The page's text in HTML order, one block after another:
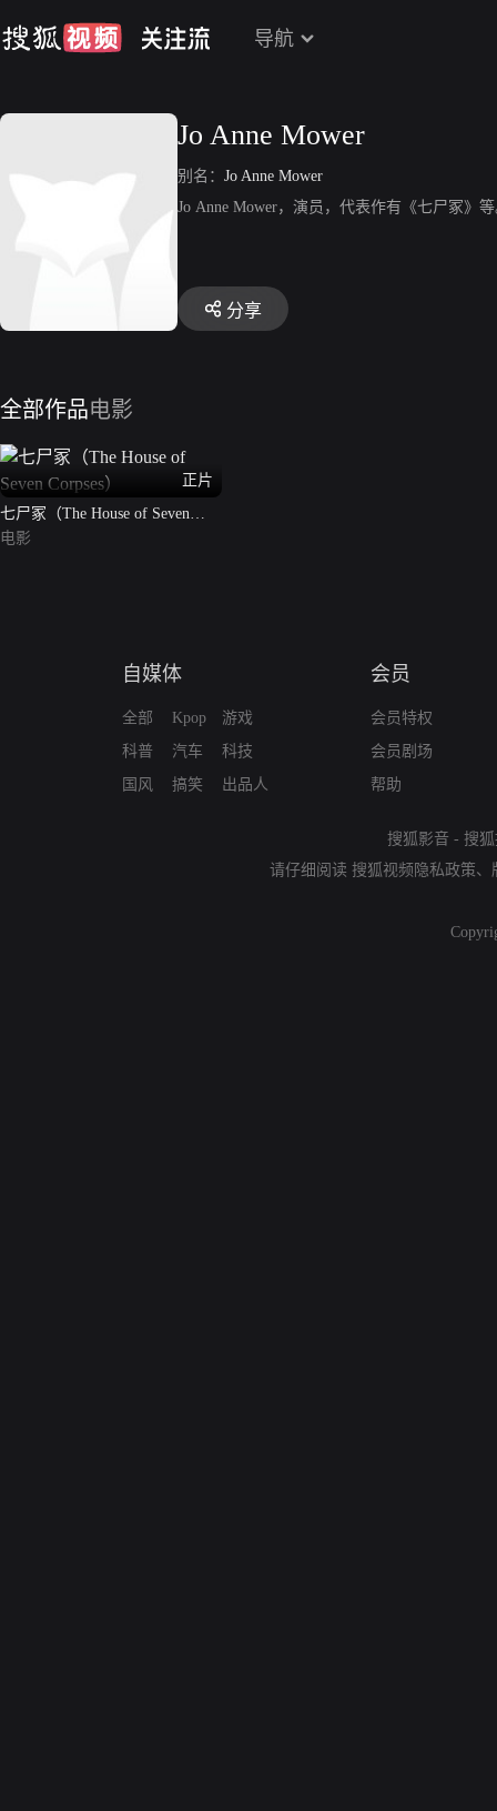
导航
Jo Anne Mower
别名： Jo Anne Mower
Jo Anne Mower，演员，代表作有《七尸冢》
分享
全部作品电影
正片
七尸冢（The House of Seven
Corpses）
电影
自媒体
全部
科普
国风
Kpop
汽车
搞笑
游戏
科技
出品人
会员
会员特权
会员剧场
帮助
搜狐影音 - 搜
请仔细阅读 搜狐视频隐私政策、